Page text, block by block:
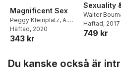
Magnificent Sex
Peggy Kleinplatz, A.
Ménard
Häftad, 2020
343 kr
Sexuality
Walter
Kleinplatz
Häftad, 2017
749 kr
Du kanske också är